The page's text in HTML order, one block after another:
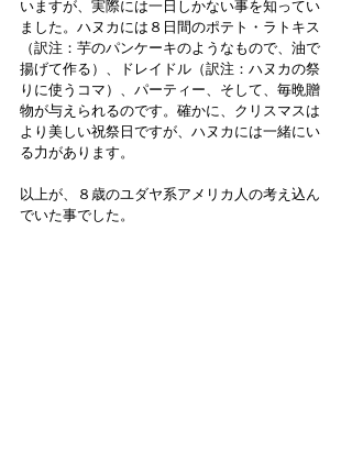
いますが、実際には一日しかない事を知ってい
ました。ハヌカには８日間のポテト・ラトキス
（訳注：芋のパンケーキのようなもので、油で
揚げて作る）、ドレイドル（訳注：ハヌカの祭
りに使うコマ）、パーティー、そして、毎晩贈
物が与えられるのです。確かに、クリスマスは
より美しい祝祭日ですが、ハヌカには一緒にい
る力があります。
以上が、８歳のユダヤ系アメリカ人の考え込ん
でいた事でした。